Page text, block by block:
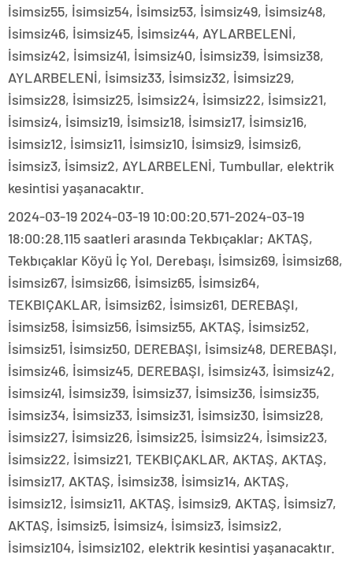
İsimsiz55, İsimsiz54, İsimsiz53, İsimsiz49, İsimsiz48,
İsimsiz46, İsimsiz45, İsimsiz44, AYLARBELENİ,
İsimsiz42, İsimsiz41, İsimsiz40, İsimsiz39, İsimsiz38,
AYLARBELENİ, İsimsiz33, İsimsiz32, İsimsiz29,
İsimsiz28, İsimsiz25, İsimsiz24, İsimsiz22, İsimsiz21,
İsimsiz4, İsimsiz19, İsimsiz18, İsimsiz17, İsimsiz16,
İsimsiz12, İsimsiz11, İsimsiz10, İsimsiz9, İsimsiz6,
İsimsiz3, İsimsiz2, AYLARBELENİ, Tumbullar, elektrik
kesintisi yaşanacaktır.
2024-03-19 2024-03-19 10:00:20.571-2024-03-19
18:00:28.115 saatleri arasında Tekbıçaklar; AKTAŞ,
Tekbıçaklar Köyü İç Yol, Derebaşı, İsimsiz69, İsimsiz68,
İsimsiz67, İsimsiz66, İsimsiz65, İsimsiz64,
TEKBIÇAKLAR, İsimsiz62, İsimsiz61, DEREBAŞI,
İsimsiz58, İsimsiz56, İsimsiz55, AKTAŞ, İsimsiz52,
İsimsiz51, İsimsiz50, DEREBAŞI, İsimsiz48, DEREBAŞI,
İsimsiz46, İsimsiz45, DEREBAŞI, İsimsiz43, İsimsiz42,
İsimsiz41, İsimsiz39, İsimsiz37, İsimsiz36, İsimsiz35,
İsimsiz34, İsimsiz33, İsimsiz31, İsimsiz30, İsimsiz28,
İsimsiz27, İsimsiz26, İsimsiz25, İsimsiz24, İsimsiz23,
İsimsiz22, İsimsiz21, TEKBIÇAKLAR, AKTAŞ, AKTAŞ,
İsimsiz17, AKTAŞ, İsimsiz38, İsimsiz14, AKTAŞ,
İsimsiz12, İsimsiz11, AKTAŞ, İsimsiz9, AKTAŞ, İsimsiz7,
AKTAŞ, İsimsiz5, İsimsiz4, İsimsiz3, İsimsiz2,
İsimsiz104, İsimsiz102, elektrik kesintisi yaşanacaktır.